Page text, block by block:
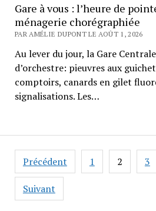
Gare à vous : l’heure de
ménagerie chorégraphiée
PAR AMÉLIE DUPONT LE AOÛT 1, 2026
Au lever du jour, la Gare
d’orchestre: pieuvres aux
comptoirs, canards en gilet
signalisations. Les…
Pagination
des
publications
Précédent 1 2 3
Suivant